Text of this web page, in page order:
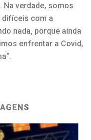
Na verdade, somos
com a
nada, porque ainda
enfrentar a Covid,